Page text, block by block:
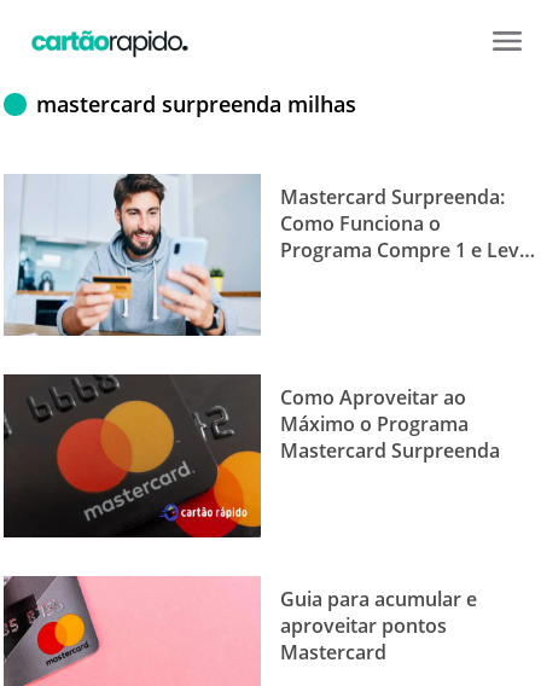
mastercard surpreenda milhas
Mastercard Surpreenda:
Como Funciona o
Programa Compre 1 e Leve
Como Aproveitar ao
Máximo o Programa
Mastercard Surpreenda
Guia para acumular e
aproveitar pontos
Mastercard